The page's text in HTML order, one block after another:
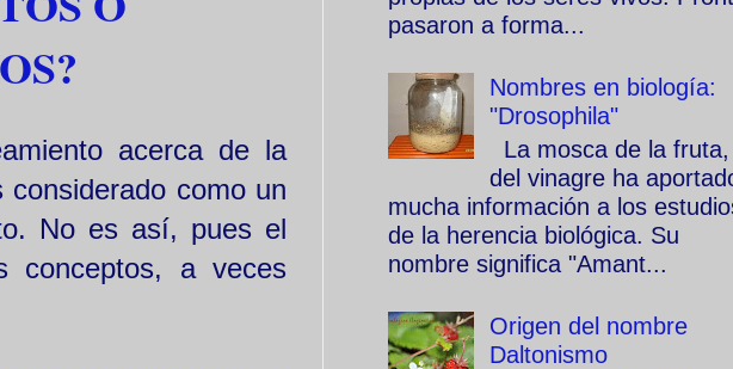
acerca de la
como un
No es así, pues el
conceptos, a veces
pasaron a forma...
Nombres en biología:
"Drosophila"
La mosca de la
del vinagre ha
mucha información a los
de la herencia biológica. Su
nombre significa "Amant...
Origen del nombre
Daltonismo